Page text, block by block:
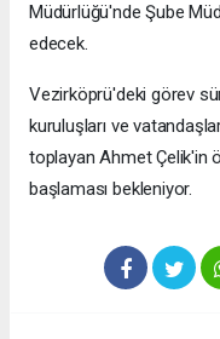
Müdürlüğü'nde Şube
edecek.
Vezirköprü'deki görev
kuruluşları ve
toplayan Ahmet Çelik'in
başlaması bekleniyor.